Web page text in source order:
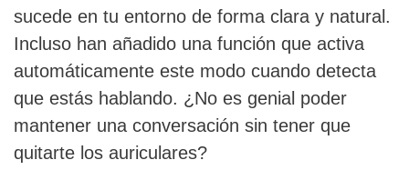
sucede en tu entorno de forma clara y natural.
Incluso han añadido una función que activa
automáticamente este modo cuando detecta
que estás hablando. ¿No es genial poder
mantener una conversación sin tener que
quitarte los auriculares?